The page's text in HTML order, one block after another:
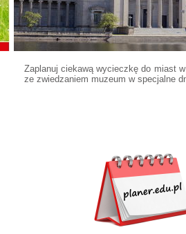
Zaplanuj ciekawą wycieczkę do miast
ze zwiedzaniem muzeum w specjalne